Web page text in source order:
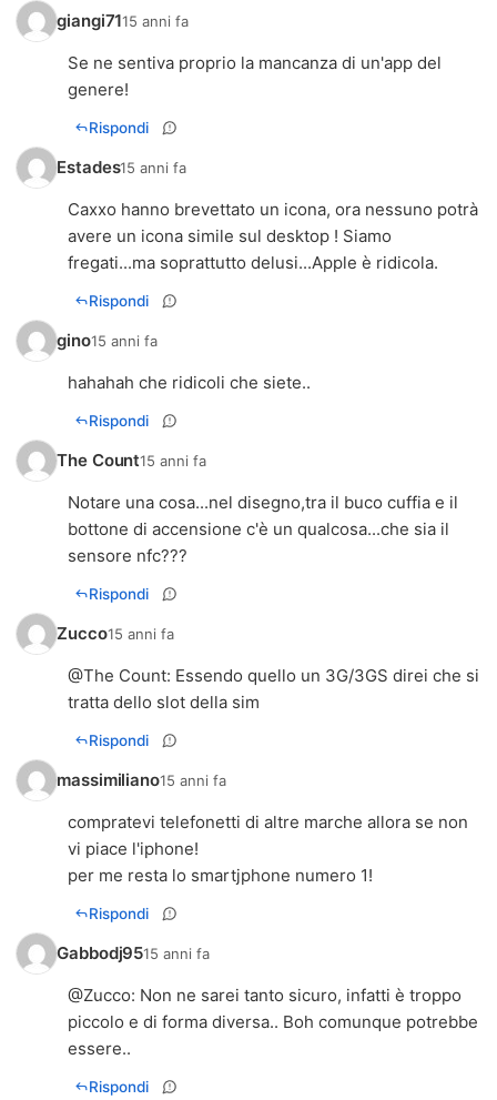
giangi7115 anni fa
Se ne sentiva proprio la mancanza di un'app del
genere!
Rispondi
Estades15 anni fa
Caxxo hanno brevettato un icona, ora nessuno potrà
avere un icona simile sul desktop ! Siamo
fregati...ma soprattutto delusi...Apple è ridicola.
Rispondi
gino15 anni fa
hahahah che ridicoli che siete..
Rispondi
The Count15 anni fa
Notare una cosa...nel disegno,tra il buco cuffia e il
bottone di accensione c'è un qualcosa...che sia il
sensore nfc???
Rispondi
Zucco15 anni fa
@The Count: Essendo quello un 3G/3GS direi che si
tratta dello slot della sim
Rispondi
massimiliano15 anni fa
compratevi telefonetti di altre marche allora se non
vi piace l'iphone!
per me resta lo smartjphone numero 1!
Rispondi
Gabbodj9515 anni fa
@Zucco: Non ne sarei tanto sicuro, infatti è troppo
piccolo e di forma diversa.. Boh comunque potrebbe
essere..
Rispondi